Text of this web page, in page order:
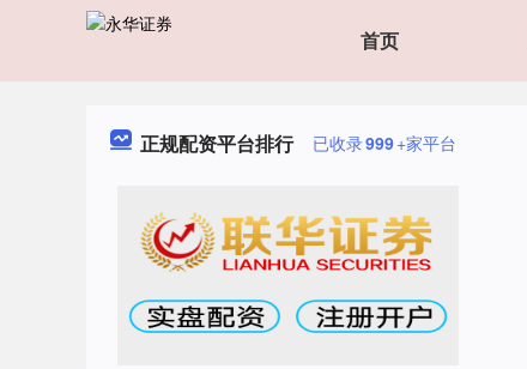
首页
正规配资平台排行 已收录999+家平台